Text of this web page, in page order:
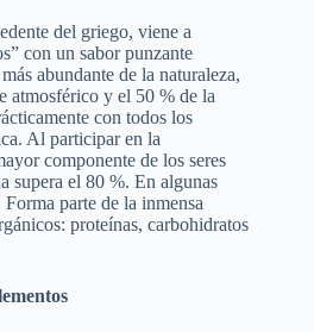
del griego, viene a
con un sabor punzante
abundante de la naturaleza,
atmosférico y el 50 % de la
con todos los
Al participar en la
componente de los seres
supera el 80 %. En algunas
parte de la inmensa
proteínas, carbohidratos